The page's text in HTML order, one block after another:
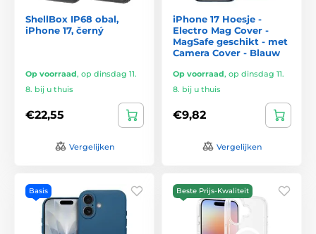
ShellBox IP68 obal,
iPhone 17, černý
Op voorraad, op dinsdag 11.
8. bij u thuis
€22,55
Vergelijken
iPhone 17 Hoesje -
Electro Mag Cover -
MagSafe geschikt - met
Camera Cover - Blauw
Op voorraad, op dinsdag 11.
8. bij u thuis
€9,82
Vergelijken
Basis Beste Prijs-Kwaliteit